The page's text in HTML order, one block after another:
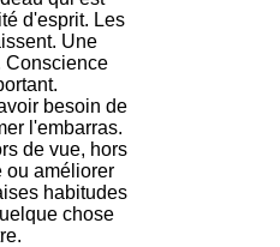
d'esprit. Les
Une
Conscience
besoin de
l'embarras.
de vue, hors
ou améliorer
habitudes
chose